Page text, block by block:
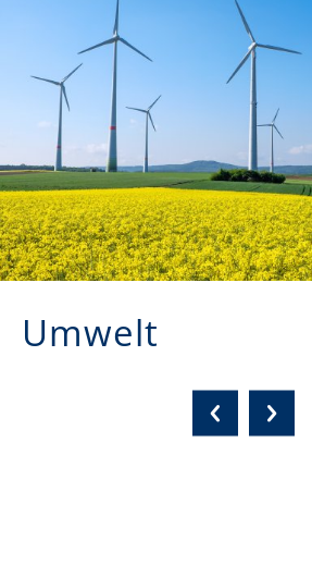
Umwelt